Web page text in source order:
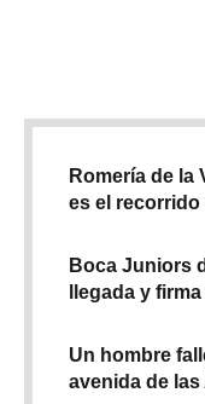
Romería de la
es el recorrido
Boca Juniors
llegada y
Un hombre
avenida de